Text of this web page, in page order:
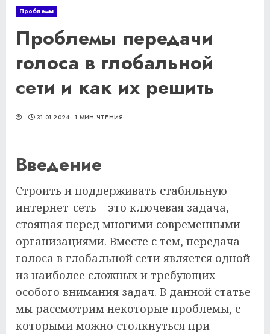
Проблемы
Проблемы передачи
голоса в глобальной
сети и как их решить
31.01.2024 1 МИН ЧТЕНИЯ
Введение
Строить и поддерживать стабильную
интернет-сеть – это ключевая задача,
стоящая перед многими современными
организациями. Вместе с тем, передача
голоса в глобальной сети является одной
из наиболее сложных и требующих
особого внимания задач. В данной статье
мы рассмотрим некоторые проблемы, с
которыми можно столкнуться при